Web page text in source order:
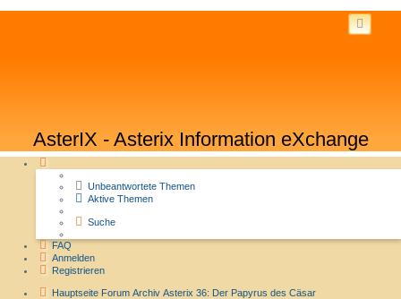
AsterIX - Asterix Information eXchange
Unbeantwortete Themen
Aktive Themen
Suche
FAQ
Anmelden
Registrieren
Hauptseite Forum Archiv Asterix 36: Der Papyrus des Cäsar